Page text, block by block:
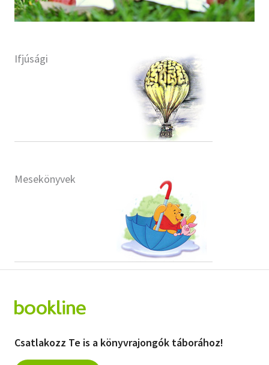
Szótár, nyelvkönyv
Ifjúsági
Mesekönyvek
Csatlakozz Te is a könyvrajongók táborához!